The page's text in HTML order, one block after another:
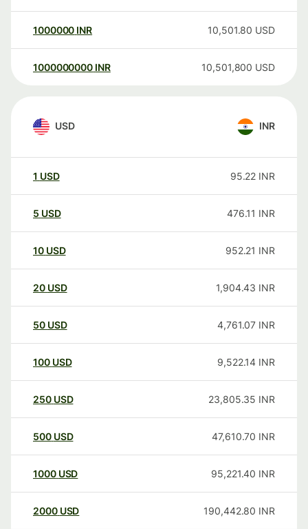
1000000 INR 10,501.80 USD
1000000000 INR 10,501,800 USD
USD INR
1 USD 95.22 INR
5 USD 476.11 INR
10 USD 952.21 INR
20 USD 1,904.43 INR
50 USD 4,761.07 INR
100 USD 9,522.14 INR
250 USD 23,805.35 INR
500 USD 47,610.70 INR
1000 USD 95,221.40 INR
2000 USD 190,442.80 INR